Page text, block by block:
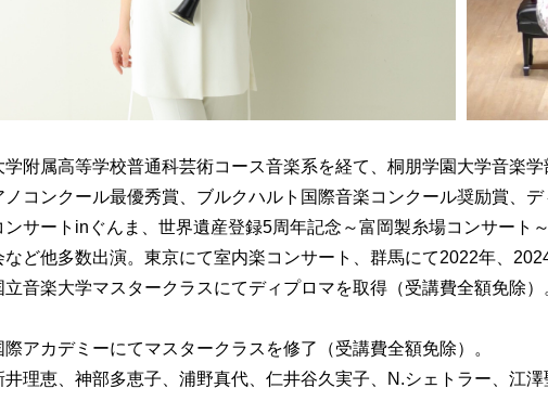
附属高等学校普通科芸術コース音楽系を経て、桐朋学園大学音楽学
コンクール最優秀賞、ブルクハルト国際音楽コンクール奨励賞、
ンサートinぐんま、世界遺産登録5周年記念～富岡製糸場コンサート
など他多数出演。東京にて室内楽コンサート、群馬にて2022年、
立音楽大学マスタークラスにてディプロマを取得（受講費全額免除
アカデミーにてマスタークラスを修了（受講費全額免除）。
井理恵、神部多恵子、浦野真代、仁井谷久実子、N.シェトラー、江